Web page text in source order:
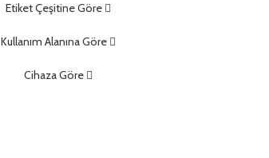
Etiket Çeşitine Göre
Kullanım Alanına Göre
Cihaza Göre